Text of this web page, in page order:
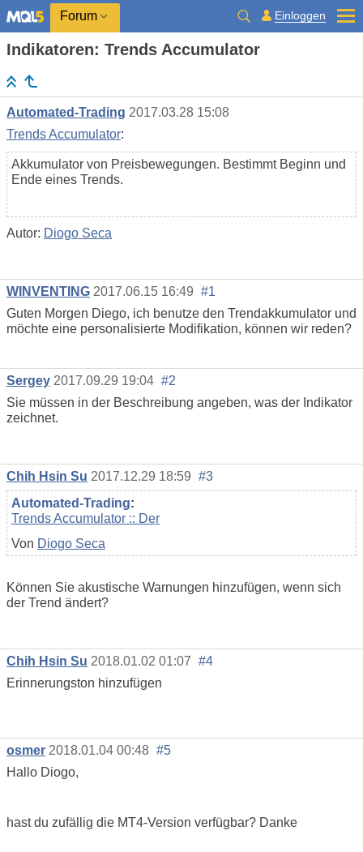
Forum Einloggen
Indikatoren: Trends Accumulator
Automated-Trading 2017.03.28 15:08
Trends Accumulator:
Akkumulator von Preisbewegungen. Bestimmt Beginn und
Ende eines Trends.
Autor: Diogo Seca
WINVENTING 2017.06.15 16:49 #1
Guten Morgen Diego, ich benutze den Trendakkumulator und
möchte eine personalisierte Modifikation, können wir reden?
Sergey 2017.09.29 19:04 #2
Sie müssen in der Beschreibung angeben, was der Indikator
zeichnet.
Chih Hsin Su 2017.12.29 18:59 #3
Automated-Trading:
Trends Accumulator :: Der
Von Diogo Seca
Können Sie akustische Warnungen hinzufügen, wenn sich
der Trend ändert?
Chih Hsin Su 2018.01.02 01:07 #4
Erinnerungston hinzufügen
osmer 2018.01.04 00:48 #5
Hallo Diogo,
hast du zufällig die MT4-Version verfügbar? Danke